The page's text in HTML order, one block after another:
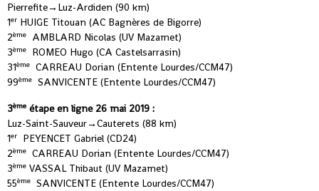
Pierrefite→Luz-Ardiden (90 km)
1er HUIGE Titouan (AC Bagnères de Bigorre)
2ème
AMBLARD Nicolas (UV Mazamet)
3ème
ROMEO Hugo (CA Castelsarrasin)
31ème
CARREAU Dorian (Entente Lourdes/CCM47)
99ème SANVICENTE (Entente Lourdes/CCM47)
3ème étape en ligne 26 mai 2019 :
Luz-Saint-Sauveur→Cauterets (88 km)
1er
PEYENCET Gabriel (CD24)
2ème
CARREAU Dorian (Entente Lourdes/CCM47)
3ème VASSAL Thibaut (UV Mazamet)
55ème SANVICENTE (Entente Lourdes/CCM47)